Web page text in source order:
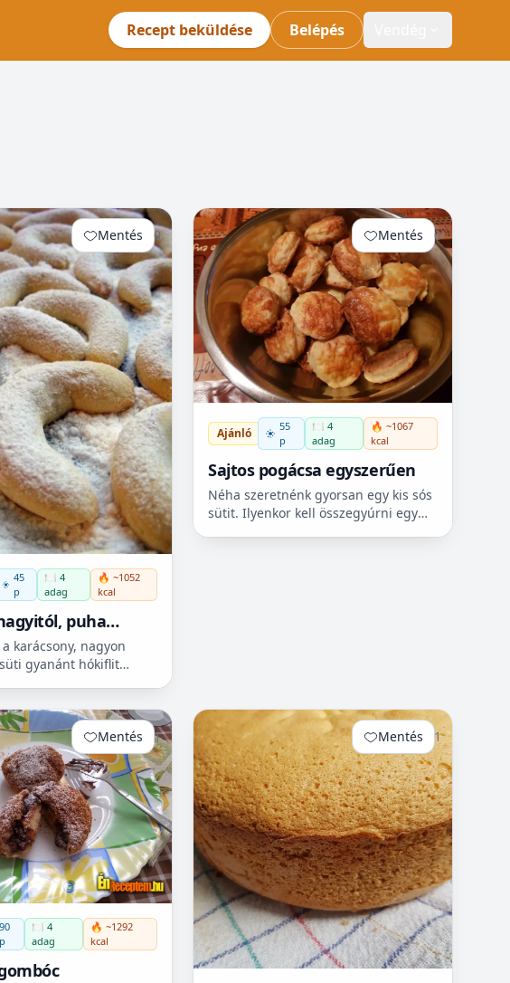
Recept beküldése Belépés
Mentés 0
45
p
🍽️ 4
adag
🔥 ~1052
kcal
puha
karácsony, nagyon
gyanánt hókiflit
Mentés 0
Ajánló
55
p
🍽️ 4
adag
🔥 ~1067
kcal
Sajtos pogácsa egyszerűen
Néha szeretnénk gyorsan egy kis sós
sütit. Ilyenkor kell összegyúrni egy
Mentés 1
90
p
🍽️ 4
adag
🔥 ~1292
kcal
Mentés 1